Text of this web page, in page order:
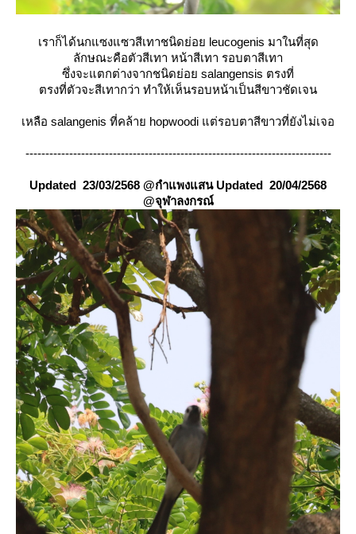
เราก็ได้นกแซงแซวสีเทาชนิดย่อ leucogenis มาในที่สุด
ลักษณะคือตัวสีเทา หน้าสีเทา รอบตาสีเทา
ซึ่งจะแตกต่างจากชนิดย่อย salangensis ตรงที่
ตรงที่ตัวจะสีเทากว่า ทำให้เห็นรอบหน้าเป็นสีขาวชัดเจน
เหลือ salangenis ที่คล้าย hopwoodi แต่รอบตาสีขาวที่ยังไม่เจอ
-----------------------------------------------------------------------------
Updated 23/03/2568 @กำแพงแสน Updated 20/04/2568
@จุฬาลงกรณ์